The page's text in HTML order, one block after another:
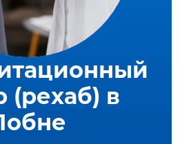
(рехаб) в